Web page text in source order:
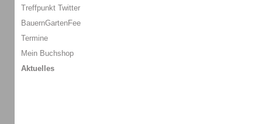
Treffpunkt Twitter
BauernGartenFee
Termine
Mein Buchshop
Aktuelles